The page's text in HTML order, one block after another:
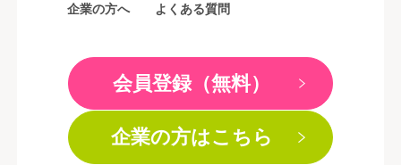
企業の方へ よくある質問
会員登録（無料）
企業の方はこちら